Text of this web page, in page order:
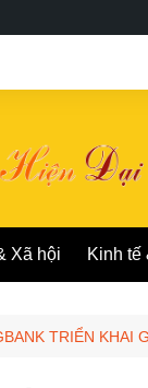
Xã hội Kinh tế
TRIỂN KHAI